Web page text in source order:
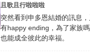
且歌且行啦啦啦
突然看到申多恩結婚的訊息
有happy ending，為了家族
也能成全彼此的幸福。